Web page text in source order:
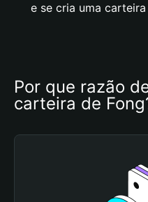
e se cria uma carteira
Por que razão
carteira de